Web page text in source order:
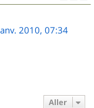
2010, 07:34
Aller